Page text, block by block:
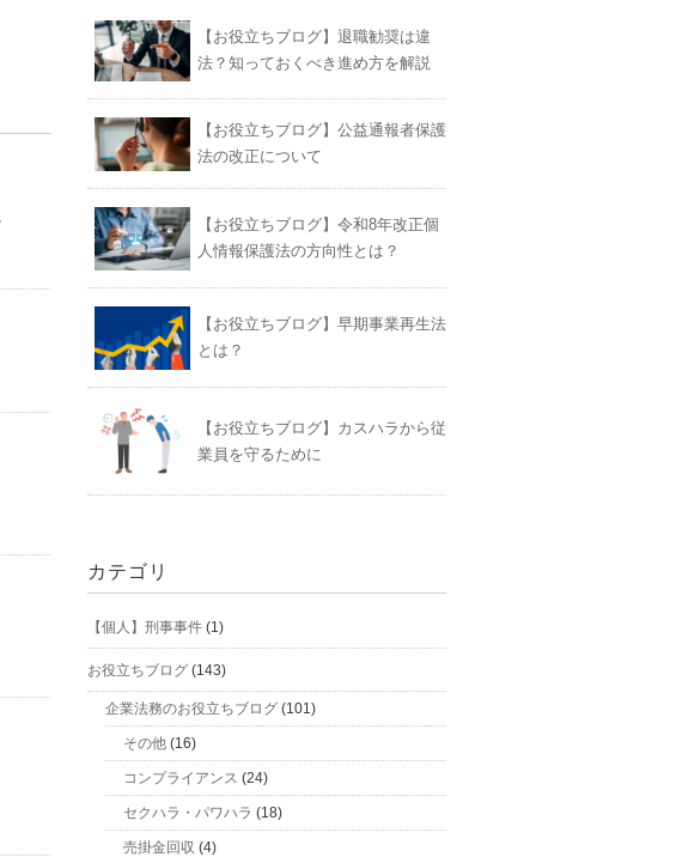
【お役立ちブログ】退職勧奨は違
法？知っておくべき進め方を解説
【お役立ちブログ】公益通報者保護
法の改正について
【お役立ちブログ】令和8年改正個
人情報保護法の方向性とは？
【お役立ちブログ】早期事業再生法
とは？
【お役立ちブログ】カスハラから従
業員を守るために
カテゴリ
【個人】刑事事件 (1)
お役立ちブログ (143)
企業法務のお役立ちブログ (101)
その他 (16)
コンプライアンス (24)
セクハラ・パワハラ (18)
売掛金回収 (4)